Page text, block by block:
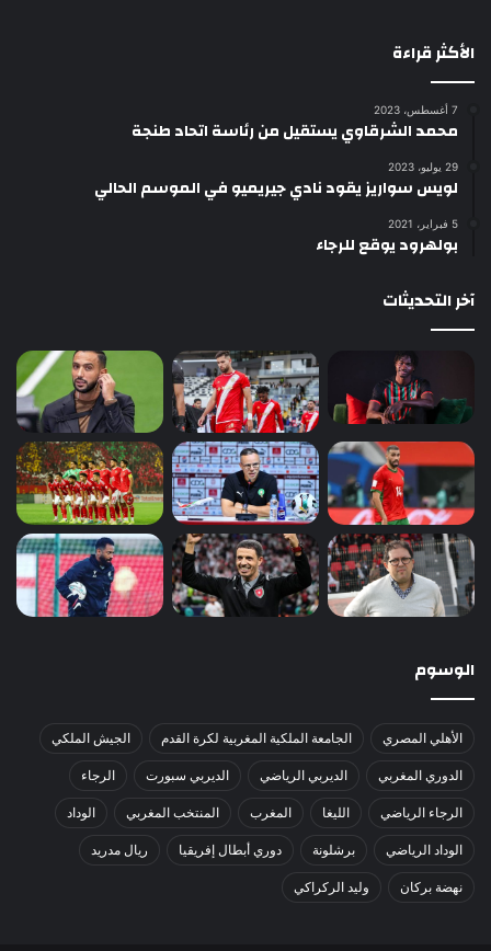
الأكثر قراءة
7 أغسطس، 2023
محمد الشرقاوي يستقيل من رئاسة اتحاد طنجة
29 يوليو، 2023
لويس سواريز يقود نادي جيريميو في الموسم الحالي
5 فبراير، 2021
بولهرود يوقع للرجاء
آخر التحديثات
الوسوم
الأهلي المصري الجامعة الملكية المغربية لكرة القدم الجيش الملكي
الدوري المغربي الديربي الرياضي الديربي سبورت الرجاء
الرجاء الرياضي الليغا المغرب المنتخب المغربي الوداد
الوداد الرياضي برشلونة دوري أبطال إفريقيا ريال مدريد
نهضة بركان وليد الركراكي